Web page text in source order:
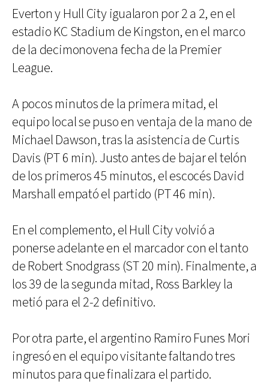
Everton y Hull City igualaron por 2 a 2, en el
estadio KC Stadium de Kingston, en el marco
de la decimonovena fecha de la Premier
League.
A pocos minutos de la primera mitad, el
equipo local se puso en ventaja de la mano de
Michael Dawson, tras la asistencia de Curtis
Davis (PT 6 min). Justo antes de bajar el telón
de los primeros 45 minutos, el escocés David
Marshall empató el partido (PT 46 min).
En el complemento, el Hull City volvió a
ponerse adelante en el marcador con el tanto
de Robert Snodgrass (ST 20 min). Finalmente, a
los 39 de la segunda mitad, Ross Barkley la
metió para el 2-2 definitivo.
Por otra parte, el argentino Ramiro Funes Mori
ingresó en el equipo visitante faltando tres
minutos para que finalizara el partido.